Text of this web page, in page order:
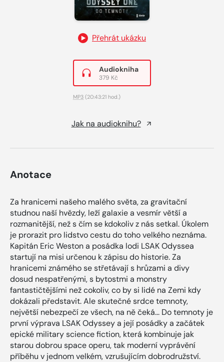
Přehrát ukázku
Audiokniha
379 Kč
MP3 (20:43:21 hod.)
Jak na audioknihu?
Anotace
Za hranicemi našeho malého světa, za gravitační
studnou naší hvězdy, leží galaxie a vesmír větší a
rozmanitější, než s čím se kdokoliv z nás setkal. Úkolem
je prorazit pro lidstvo cestu do toho velkého neznáma.
Kapitán Eric Weston a posádka lodi LSAK Odyssea
startují na misi určenou k zápisu do historie. Za
hranicemi známého se střetávají s hrůzami a divy
dosud nespatřenými, s bytostmi a monstry
fantastičtějšími než cokoliv, co by si lidé na Zemi kdy
dokázali představit. Ale skutečné srdce temnoty,
největší nebezpečí ze všech, na ně čeká... Do temnoty je
první výprava LSAK Odyssey a její posádky a začátek
epické military science fiction, která kombinuje jak
starou dobrou space operu, tak moderní vyprávění
příběhu v jednom velkém, vzrušujícím dobrodružství.